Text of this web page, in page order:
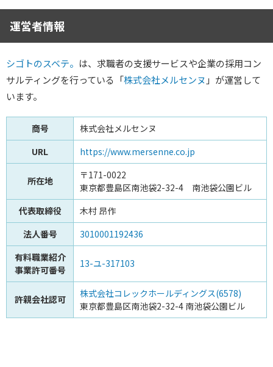
運営者情報
シゴトのスベテ。 は、求職者の支援サービスや企業の採用コン
サルティングを行っている「株式会社メルセンヌ 」が運営して
います。
商号
株式会社メルセンヌ
URL
https://www.mersenne.co.jp
所在地
〒171-0022
東京都豊島区南池袋2-32-4 南池袋公園ビル
代表取締役
木村 昂作
法人番号
3010001192436
有料職業紹介
事業許可番号
13-ユ-317103
許親会社認可
株式会社コレックホールディングス(6578)
東京都豊島区南池袋2-32-4 南池袋公園ビル